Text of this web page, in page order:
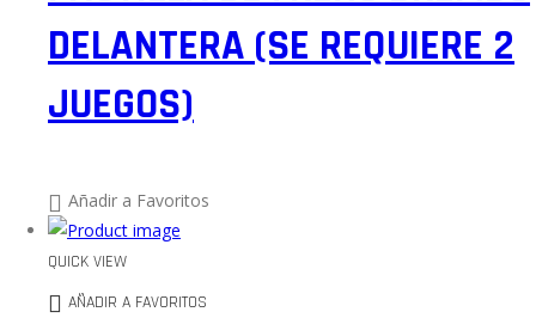
DELANTERA (SE REQUIERE 2
JUEGOS)
Añadir a Favoritos
QUICK VIEW
AÑADIR A FAVORITOS